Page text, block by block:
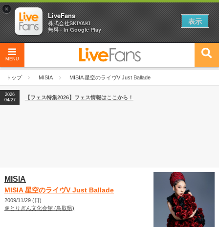
MENU
トップ MISIA MISIA 星空のライヴV Just Ballade
2026
04/27
2026
【ライブ動員ランキング】2026年上半期編発表！
2026
04/27
【フェス特集2026】フェス情報はここから！
MISIA
MISIA 星空のライヴV Just Ballade
2009/11/29 (日)
＠とりぎん文化会館 (鳥取県)
×
LiveFans
株式会社SKIYAKI
無料 - In Google Play
表示